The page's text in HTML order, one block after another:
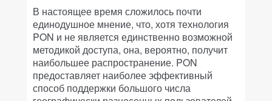
В настоящее время сложилось почти
единодушное мнение, что, хотя технология
PON и не является единственно возможной
методикой доступа, она, вероятно, получит
наибольшее распространение. PON
предоставляет наиболее эффективный
способ поддержки большого числа